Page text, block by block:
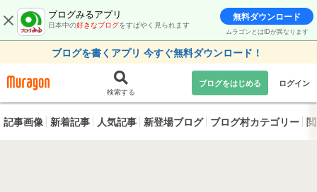
ブログみるアプリ
日本中の好きなブログをすばやく見られます
無料ダウンロード
ムラゴンとはIDが異なります
ブログを書くアプリ 今すぐ無料ダウンロード！
検索する
ブログをはじめる ログイン
記事画像 新着記事 人気記事 新登場ブログ ブログ村カテゴリー